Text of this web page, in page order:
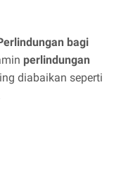
bagi
perlindungan
diabaikan seperti